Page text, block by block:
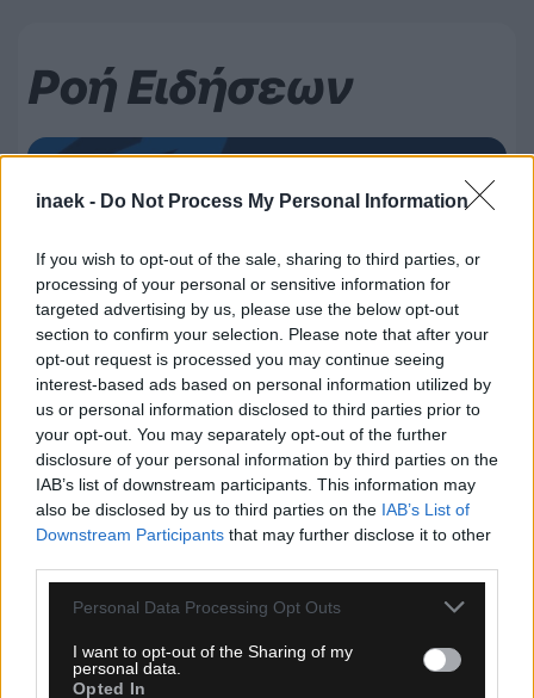
inaek - Do Not Process My Personal Information
If you wish to opt-out of the sale, sharing to third parties, or
processing of your personal or sensitive information for
targeted advertising by us, please use the below opt-out
section to confirm your selection. Please note that after your
opt-out request is processed you may continue seeing
interest-based ads based on personal information utilized by
us or personal information disclosed to third parties prior to
your opt-out. You may separately opt-out of the further
disclosure of your personal information by third parties on the
IAB’s list of downstream participants. This information may
also be disclosed by us to third parties on the IAB’s List of
Downstream Participants that may further disclose it to other
Please note that this website/app uses one or more Google
not limited to your visit or usage behaviour. You may click to
grant or deny consent to Google and its third-party tags to
Personal Data Processing Opt Outs
I want to opt-out of the Sharing of my
personal data.
Opted In
Ροή Ειδήσεων
07.08.2026, 13:12
Στο πλευρό του Ινφαντίνο η ομοσπονδία της
την ηγεσία σας»